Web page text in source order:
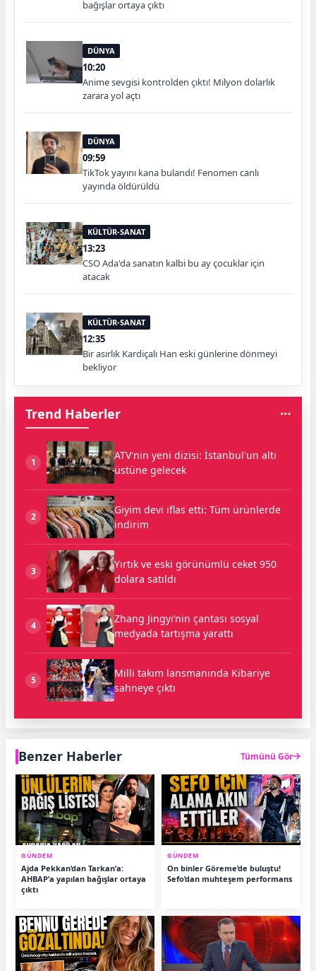
bağışlar ortaya çıktı
DÜNYA
10:20
Anime sevgisi kontrolden çıktı! Milyon dolarlık
zarara yol açtı
DÜNYA
09:59
TikTok yayını kana bulandı! Fenomen canlı
yayında öldürüldü
KÜLTÜR-SANAT
13:23
CSO Ada'da sanatın kalbi bu ay çocuklar için
atacak
KÜLTÜR-SANAT
12:35
Bir asırlık Kardiçalı Han eski günlerine dönmeyi
bekliyor
Trend Haberler
1
ATV'nin yeni dizisi: İstanbul'un altı
üstüne gelecek
2
Giyim devi iflas etti: Tüm ürünlerde
indirim
3
Yırtık ve eski görünümlü ceket 950
dolara satıldı
4
Zhang Jingyi’nin çantası sosyal
medyada tartışma yarattı
5
Milli takım lansmanında Kibariye
sahneye çıktı
Benzer Haberler Tümünü Gör
GÜNDEM
Ajda Pekkan’dan Tarkan’a:
AHBAP’a yapılan bağışlar ortaya
çıktı
GÜNDEM
On binler Göreme’de buluştu!
Sefo’dan muhteşem performans